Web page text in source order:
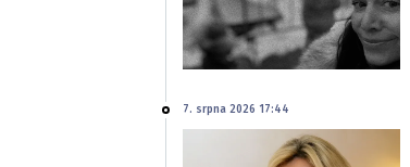
7. srpna 2026 17:44